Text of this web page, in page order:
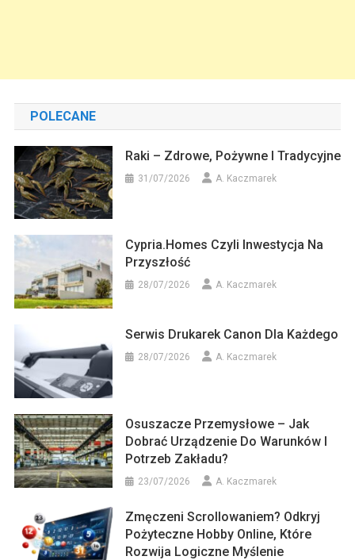
POLECANE
Raki – Zdrowe, Pożywne I Tradycyjne
31/07/2026 A. Kaczmarek
Cypria.homes Czyli Inwestycja Na
Przyszłość
28/07/2026 A. Kaczmarek
Serwis Drukarek Canon Dla Każdego
28/07/2026 A. Kaczmarek
Osuszacze Przemysłowe – Jak
Dobrać Urządzenie Do Warunków I
Potrzeb Zakładu?
23/07/2026 A. Kaczmarek
Zmęczeni Scrollowaniem? Odkryj
Pożyteczne Hobby Online, Które
Rozwija Logiczne Myślenie